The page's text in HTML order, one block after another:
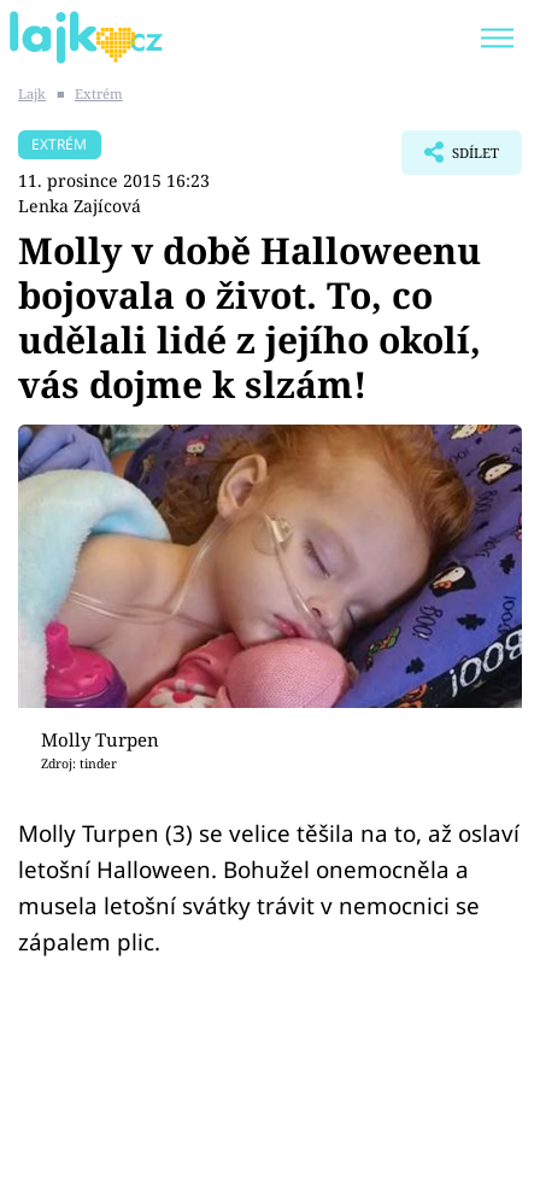
SHOPAHOLICADEL
Témata
Showbyznys
Youtubeři
Virály
Sex a vztahy
Videa
Sledujte prima+
Přihlášení
Sledujte nás
Lajk ■ Extrém
EXTRÉM
11. prosince 2015 16:23
Lenka Zajícová
SDÍLET
Molly v době Halloweenu
bojovala o život. To, co
udělali lidé z jejího okolí,
vás dojme k slzám!
Molly Turpen
Zdroj: tinder
Molly Turpen (3) se velice těšila na to, až oslaví
letošní Halloween. Bohužel onemocněla a
musela letošní svátky trávit v nemocnici se
zápalem plic.